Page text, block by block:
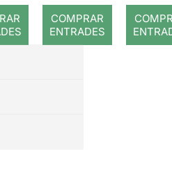
anía
COMPRAR
ENTRADES